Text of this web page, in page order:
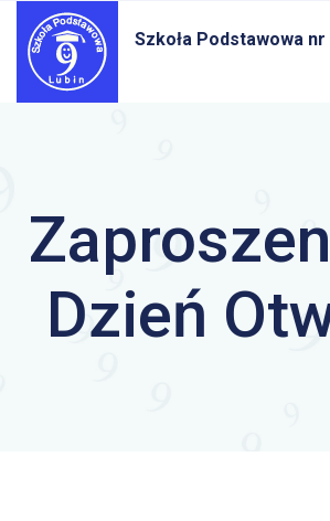
Szkoła Podstawowa nr
Dzień